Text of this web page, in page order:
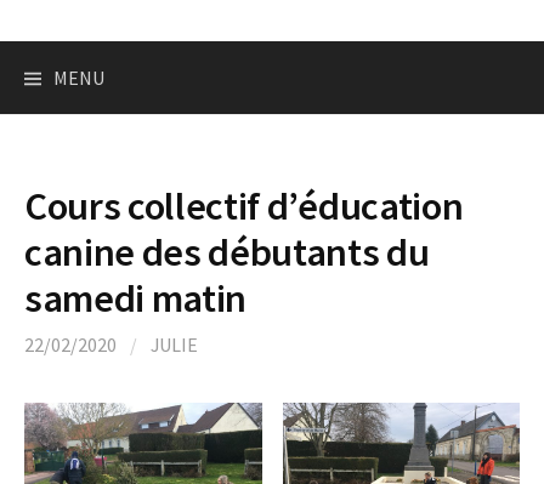
MENU
Cours collectif d’éducation
canine des débutants du
samedi matin
22/02/2020 / JULIE